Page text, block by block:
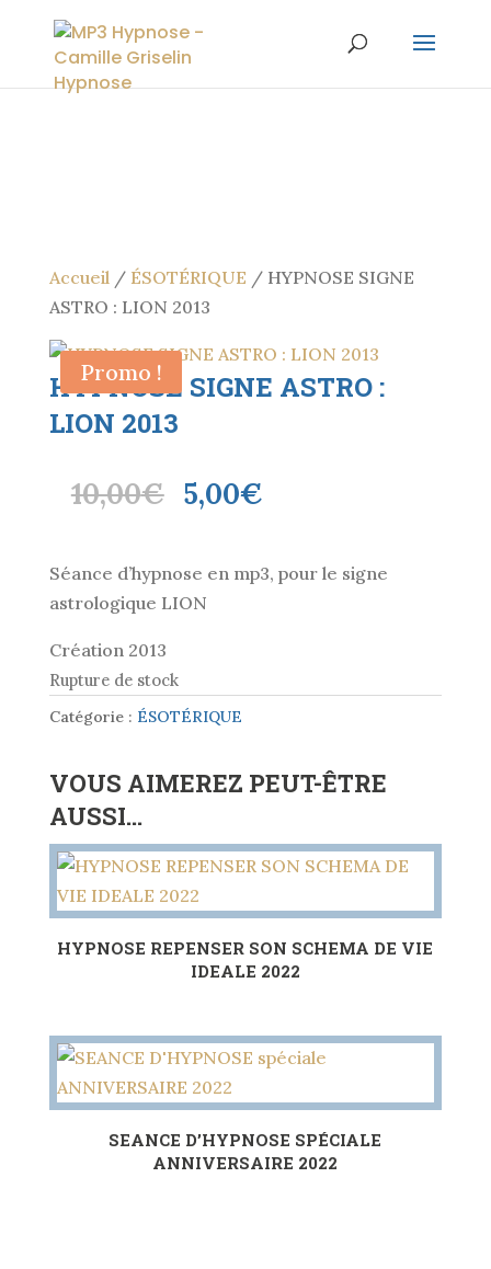
Accueil/ ÉSOTÉRIQUE / HYPNOSE SIGNE
ASTRO : LION 2013
Promo !
HYPNOSE SIGNE ASTRO :
LION 2013
10,00€ Le
prix
était :
10,00€.
5,00€Le
est :
Séance d’hypnose en mp3, pour le signe
astrologique LION
Création 2013
Rupture de stock
Catégorie : ÉSOTÉRIQUE
VOUS AIMEREZ PEUT-ÊTRE
AUSSI…
HYPNOSE REPENSER SON SCHEMA DE VIE
IDEALE 2022
SEANCE D’HYPNOSE SPÉCIALE
ANNIVERSAIRE 2022